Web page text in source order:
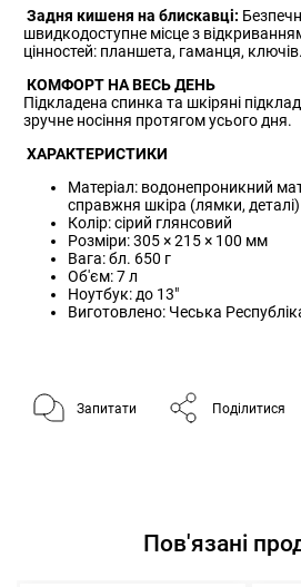
Задня кишеня на блискавці:
швидкодоступне місце з
цінностей: планшета, гаманця, ключів.
КОМФОРТ НА ВЕСЬ ДЕНЬ
Підкладена спинка та шкіряні
зручне носіння протягом усього дня.
ХАРАКТЕРИСТИКИ
Матеріал: водонепроникний
справжня шкіра (лямки, деталі)
Колір: сірий глянсовий
Розміри: 305 × 215 × 100 мм
Вага: бл. 650 г
Об'єм: 7 л
Ноутбук: до 13"
Виготовлено: Чеська
Запитати Поділитися
Пов'язані